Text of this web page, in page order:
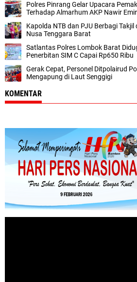
Polres Pinrang Gelar Upacara
Terhadap Almarhum AKP Nawir
Kapolda NTB dan PJU Berbagi Takjil
Nusa Tenggara Barat
Satlantas Polres Lombok Barat
Penerbitan SIM C Capai Rp650 Ribu
Gerak Cepat, Personel Ditpolairud
Mengapung di Laut Senggigi
KOMENTAR